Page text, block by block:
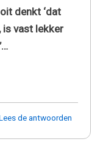
denkt ‘dat
is vast lekker
de antwoorden